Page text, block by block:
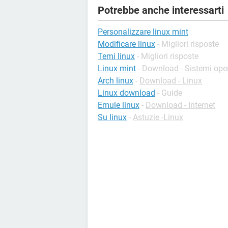
Potrebbe anche interessarti
Personalizzare linux mint
Modificare linux - Migliori risposte
Temi linux - Migliori risposte
Linux mint - Download - Sistemi
Arch linux - Download - Linux
Linux download - Guide
Emule linux - Download - Internet
Su linux - Astuzie -Linux